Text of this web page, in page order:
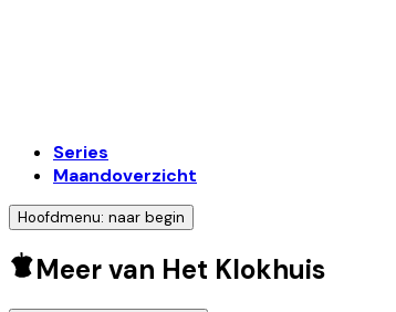
Series
Maandoverzicht
Hoofdmenu: naar begin
Meer van Het Klokhuis